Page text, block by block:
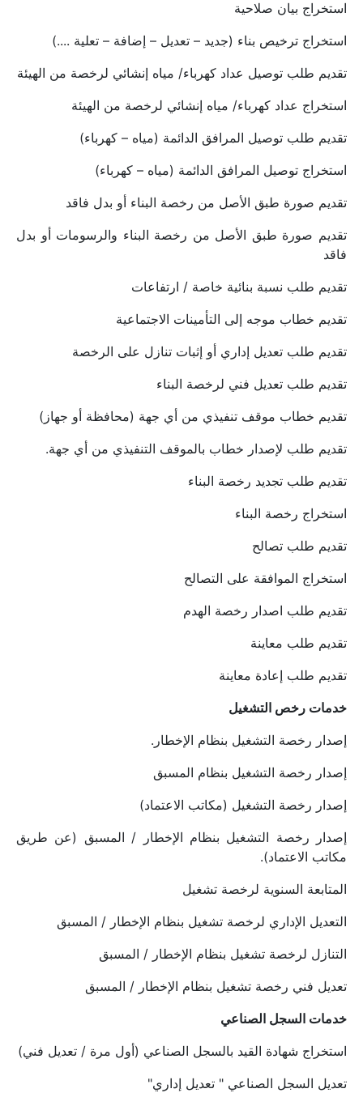
استخراج بيان صلاحية
استخراج ترخيص بناء (جديد – تعديل – إضافة – تعلية ....)
تقديم طلب توصيل عداد كهرباء/ مياه إنشائي لرخصة من الهيئة
استخراج عداد كهرباء/ مياه إنشائي لرخصة من الهيئة
تقديم طلب توصيل المرافق الدائمة (مياه – كهرباء)
استخراج توصيل المرافق الدائمة (مياه – كهرباء)
تقديم صورة طبق الأصل من رخصة البناء أو بدل فاقد
فاقد
تقديم طلب نسبة بنائية خاصة / ارتفاعات
تقديم خطاب موجه إلى التأمينات الاجتماعية
تقديم طلب تعديل إداري أو إثبات تنازل على الرخصة
تقديم طلب تعديل فني لرخصة البناء
تقديم خطاب موقف تنفيذي من أي جهة (محافظة أو جهاز)
تقديم طلب لإصدار خطاب بالموقف التنفيذي من أي جهة.
تقديم طلب تجديد رخصة البناء
استخراج رخصة البناء
تقديم طلب تصالح
استخراج الموافقة على التصالح
تقديم طلب اصدار رخصة الهدم
تقديم طلب معاينة
تقديم طلب إعادة معاينة
خدمات رخص التشغيل
إصدار رخصة التشغيل بنظام الإخطار.
إصدار رخصة التشغيل بنظام المسبق
إصدار رخصة التشغيل (مكاتب الاعتماد)
مكاتب الاعتماد).
المتابعة السنوية لرخصة تشغيل
التعديل الإداري لرخصة تشغيل بنظام الإخطار / المسبق
التنازل لرخصة تشغيل بنظام الإخطار / المسبق
تعديل فني رخصة تشغيل بنظام الإخطار / المسبق
خدمات السجل الصناعي
استخراج شهادة القيد بالسجل الصناعي (أول مرة / تعديل فني)
تعديل السجل الصناعي " تعديل إداري"